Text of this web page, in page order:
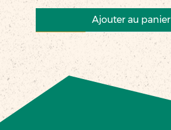
Ajouter au panier
Nouveau
Nouveau
Nouveau
Nouveau
Nouveau
Nouveau
Nouveau
Nouveauté
Nouveau
Nouveau
Commerce équitable
Nouveau